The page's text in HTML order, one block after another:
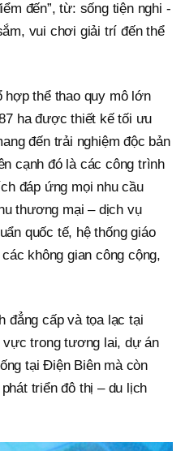
đến”, từ: sống tiện nghi -
vui chơi giải trí đến thể
hợp thể thao quy mô lớn
ha được thiết kế tối ưu
đến trải nghiệm độc bản
cạnh đó là các công trình
đáp ứng mọi nhu cầu
thương mại – dịch vụ
quốc tế, hệ thống giáo
không gian công cộng,
đẳng cấp và tọa lạc tại
vực trong tương lai, dự án
tại Điện Biên mà còn
triển đô thị – du lịch